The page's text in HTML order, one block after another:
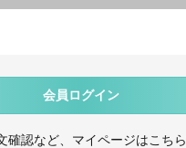
会員ログイン
確認など、マイページはこちら